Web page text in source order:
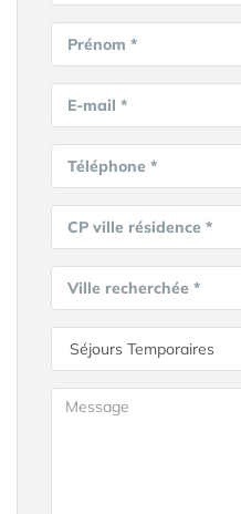
Prénom *
E-mail *
Téléphone *
CP ville résidence *
Ville recherchée *